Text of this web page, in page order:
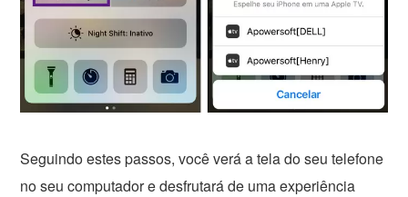
Seguindo estes passos, você verá a tela do seu telefone
no seu computador e desfrutará de uma experiência